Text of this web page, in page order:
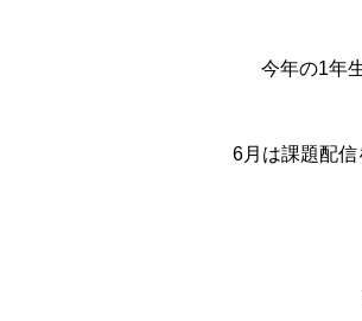
今年の1年
6月は課題配信